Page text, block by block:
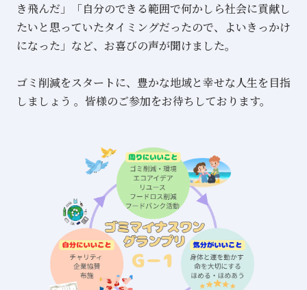
き飛んだ」「自分のできる範囲で何かしら社会に貢献し
たいと思っていたタイミングだったので、よいきっかけ
になった」など、お喜びの声が聞けました。
ゴミ削減をスタートに、豊かな地域と幸せな人生を目指
しましょう 。皆様のご参加をお待ちしております。